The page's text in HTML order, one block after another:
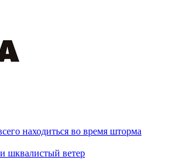
находиться во время шторма
шквалистый ветер